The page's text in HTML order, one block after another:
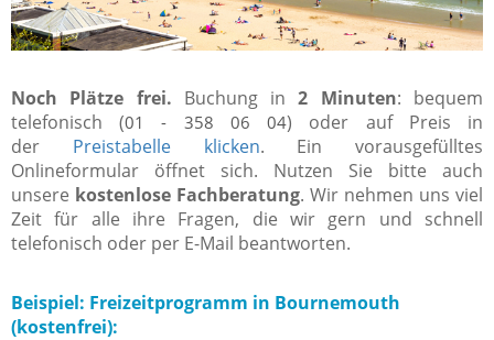
Noch Plätze frei. Buchung in2 Minuten: bequem
telefonisch (01 - 358 06 04) oder auf Preis in
der Preistabelle klicken. Ein vorausgefülltes
Onlineformular öffnet sich. Nutzen Sie bitte auch
unsere kostenlose Fachberatung. Wir nehmen uns viel
Zeit für alle ihre Fragen, die wir gern und schnell
telefonisch oder per E-Mail beantworten.
Beispiel: Freizeitprogramm in Bournemouth
(kostenfrei):